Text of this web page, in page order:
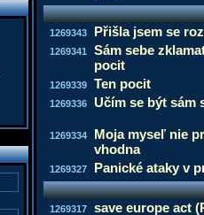
1269343 Přišla jsem se
1269341
Sám sebe
pocit
1269339 Ten pocit
1269336 Učím se být sám
1269334
Moja myseľ nie
vhodna
1269327 Panické ataky v
1269317 save europe act